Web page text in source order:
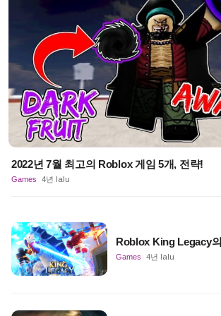
2022년 7월 최고의 Roblox 게임 5개, 전략!
Games 4년 lalu
Roblox King Legacy
Games 4년 lalu